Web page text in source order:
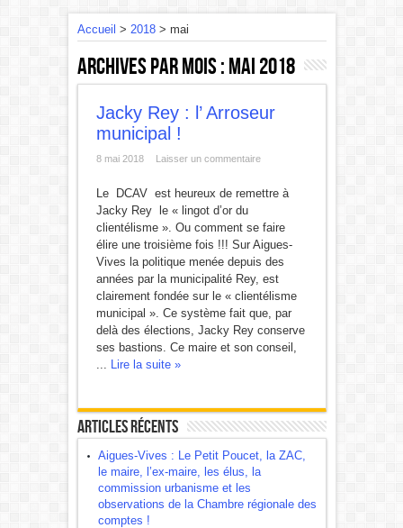
Accueil > 2018> mai
Archives par mois :mai 2018
Jacky Rey : l’ Arroseur
municipal !
8 mai 2018 Laisser un commentaire
Le DCAV est heureux de remettre à
Jacky Rey le « lingot d’or du
clientélisme ». Ou comment se faire
élire une troisième fois !!! Sur Aigues-
Vives la politique menée depuis des
années par la municipalité Rey, est
clairement fondée sur le « clientélisme
municipal ». Ce système fait que, par
delà des élections, Jacky Rey conserve
ses bastions. Ce maire et son conseil,
... Lire la suite »
Articles récents
Aigues-Vives : Le Petit Poucet, la ZAC,
le maire, l’ex-maire, les élus, la
commission urbanisme et les
observations de la Chambre régionale des
comptes !